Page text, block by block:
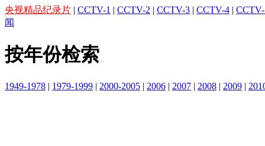
央视精品纪录片 | CCTV-1 | CCTV-2 | CCTV-3 | CCTV-4 |
闻
按年份检索
1949-1978 | 1979-1999 | 2000-2005 | 2006 | 2007 | 2008 | 2009 |